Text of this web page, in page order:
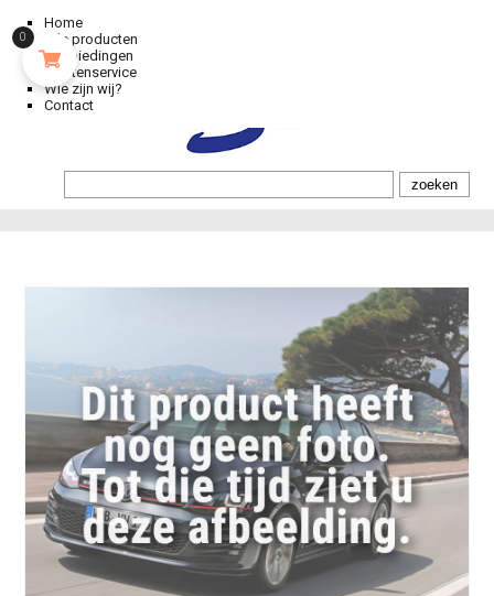
Home
Alle producten
Aanbiedingen
Klantenservice
Wie zijn wij?
Contact
0